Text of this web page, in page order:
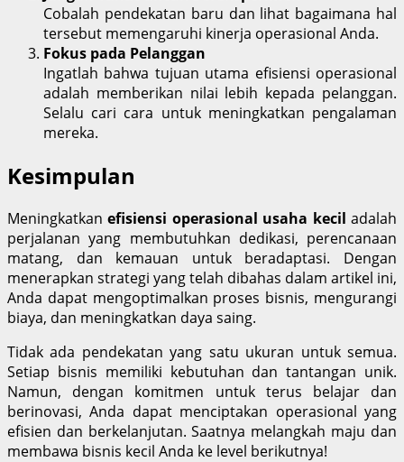
Cobalah pendekatan baru dan lihat bagaimana hal
tersebut memengaruhi kinerja operasional Anda.
Fokus pada Pelanggan
Ingatlah bahwa tujuan utama efisiensi operasional
adalah memberikan nilai lebih kepada pelanggan.
Selalu cari cara untuk meningkatkan pengalaman
mereka.
Kesimpulan
Meningkatkanefisiensi operasional usaha kecil adalah
perjalanan yang membutuhkan dedikasi, perencanaan
matang, dan kemauan untuk beradaptasi. Dengan
menerapkan strategi yang telah dibahas dalam artikel ini,
Anda dapat mengoptimalkan proses bisnis, mengurangi
biaya, dan meningkatkan daya saing.
Tidak ada pendekatan yang satu ukuran untuk semua.
Setiap bisnis memiliki kebutuhan dan tantangan unik.
Namun, dengan komitmen untuk terus belajar dan
berinovasi, Anda dapat menciptakan operasional yang
efisien dan berkelanjutan. Saatnya melangkah maju dan
membawa bisnis kecil Anda ke level berikutnya!